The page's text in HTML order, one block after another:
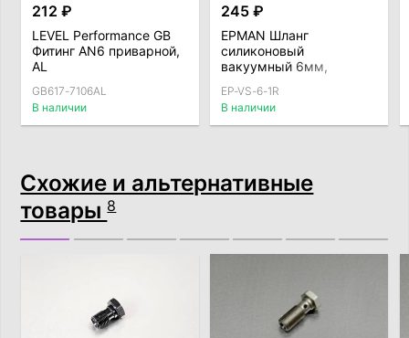
212 ₽
LEVEL Performance GB
Фитинг AN6 приварной,
AL
GB617-7106AL
В наличии
245 ₽
EPMAN Шланг
силиконовый
вакуумный 6мм,
EP-VS-6-1R
В наличии
Схожие и альтернативные
товары8